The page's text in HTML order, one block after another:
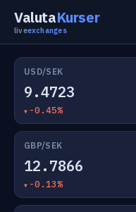
ValutaKurser
liveexchanges
USD/SEK
9.4723
-0.45%
GBP/SEK
12.7866
-0.13%